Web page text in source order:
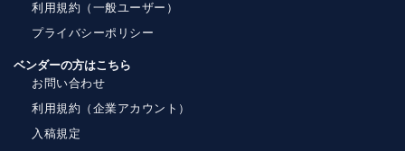
利用規約（一般ユーザー）
プライバシーポリシー
ベンダーの方はこちら
お問い合わせ
利用規約（企業アカウント）
入稿規定